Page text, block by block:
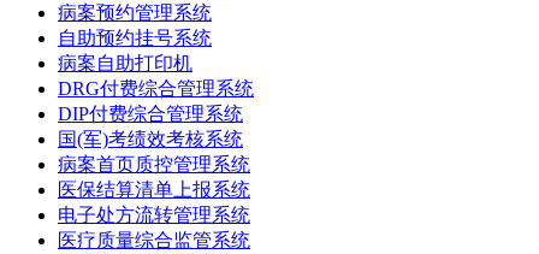
病案预约管理系统
自助预约挂号系统
病案自助打印机
DRG付费综合管理系统
DIP付费综合管理系统
国(军)考绩效考核系统
病案首页质控管理系统
医保结算清单上报系统
电子处方流转管理系统
医疗质量综合监管系统